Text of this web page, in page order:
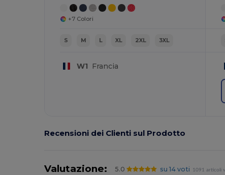
+7 Colori
S M L XL 2XL 3XL
W1 Francia
Recensioni dei Clienti sul Prodotto
Valutazione: 5.0 su 14 voti 1091 articoli